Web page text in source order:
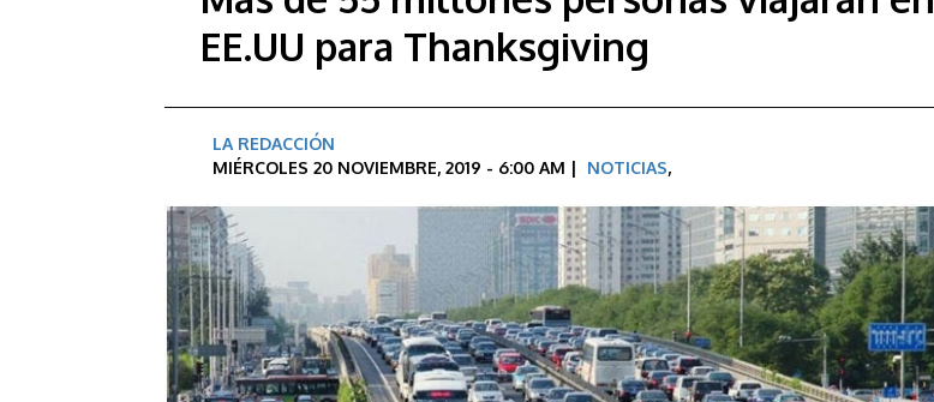
EE.UU para Thanksgiving
LA REDACCIÓN
MIÉRCOLES 20 NOVIEMBRE, 2019 - 6:00 AM | NOTICIAS,